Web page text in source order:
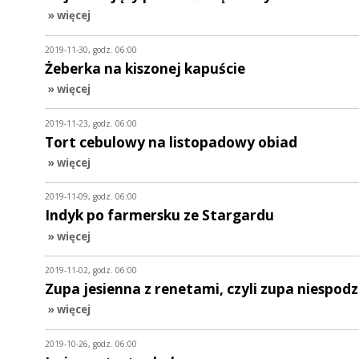
» więcej
2019-11-30, godz. 06:00
Żeberka na kiszonej kapuście
» więcej
2019-11-23, godz. 06:00
Tort cebulowy na listopadowy obiad
» więcej
2019-11-09, godz. 06:00
Indyk po farmersku ze Stargardu
» więcej
2019-11-02, godz. 06:00
Zupa jesienna z renetami, czyli zupa
» więcej
2019-10-26, godz. 06:00